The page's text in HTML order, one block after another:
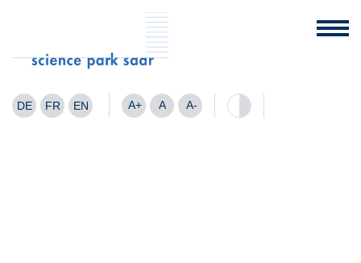
DE FR EN A+ A A-